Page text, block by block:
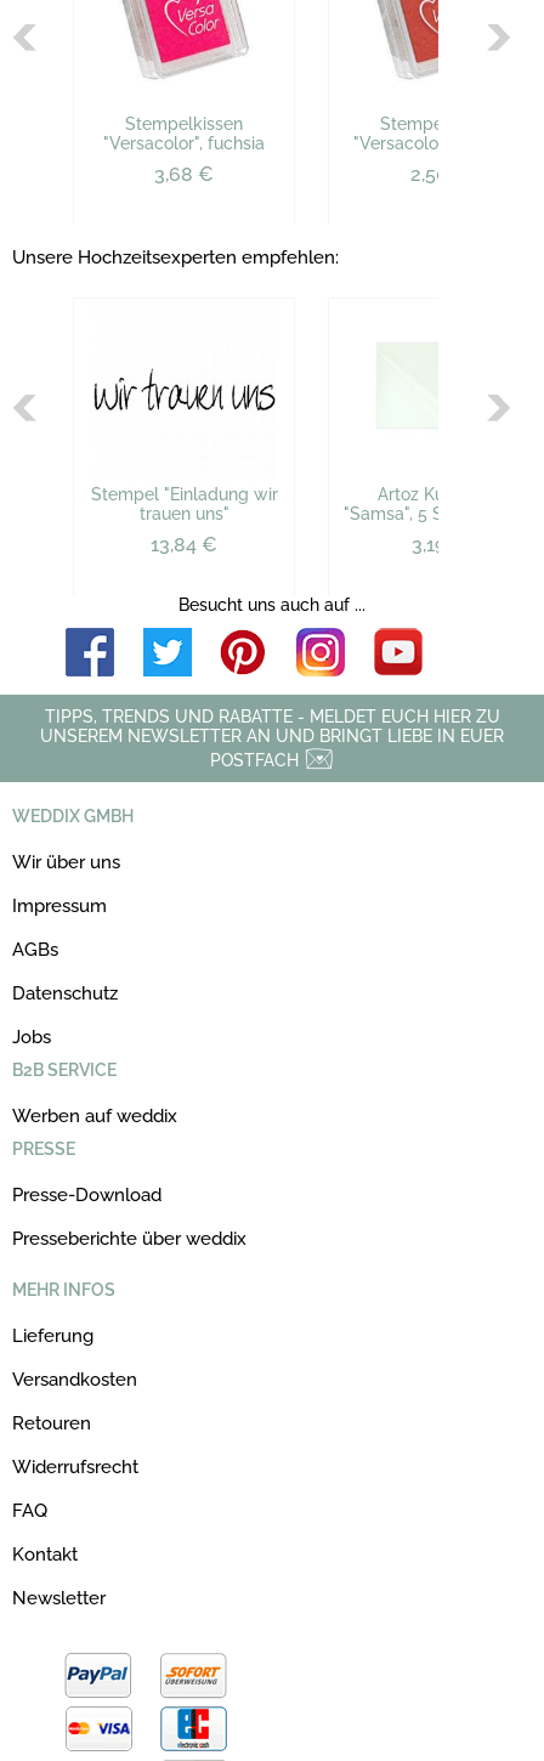
Stempelkissen
"Versacolor", fuchsia
3,68 €
Stempelkissen
"Versacolor", burgund
2,50 €
Unsere Hochzeitsexperten empfehlen:
Stempel "Einladung wir
trauen uns"
13,84 €
Artoz Kuvert B6
"Samsa", 5 St., elfenbein
3,19 €
Besucht uns auch auf ...
TIPPS, TRENDS UND RABATTE - MELDET EUCH HIER ZU
UNSEREM NEWSLETTER AN UND BRINGT LIEBE IN EUER
POSTFACH
WEDDIX GMBH
Wir über uns
Impressum
AGBs
Datenschutz
Jobs
B2B SERVICE
Werben auf weddix
PRESSE
Presse-Download
Presseberichte über weddix
MEHR INFOS
Lieferung
Versandkosten
Retouren
Widerrufsrecht
FAQ
Kontakt
Newsletter